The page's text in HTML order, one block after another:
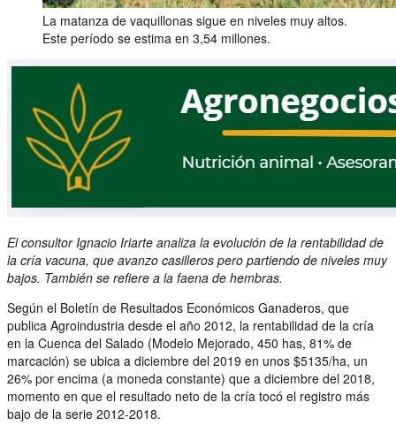
La matanza de vaquillonas sigue en niveles muy altos.
Este período se estima en 3,54 millones.
El consultor Ignacio Iriarte analiza la evolución de la rentabilidad de
la cría vacuna, que avanzo casilleros pero partiendo de niveles muy
bajos. También se refiere a la faena de hembras.
Según el Boletín de Resultados Económicos Ganaderos, que
publica Agroindustria desde el año 2012, la rentabilidad de la cría
en la Cuenca del Salado (Modelo Mejorado, 450 has, 81% de
marcación) se ubica a diciembre del 2019 en unos $5135/ha, un
26% por encima (a moneda constante) que a diciembre del 2018,
momento en que el resultado neto de la cría tocó el registro más
bajo de la serie 2012-2018.